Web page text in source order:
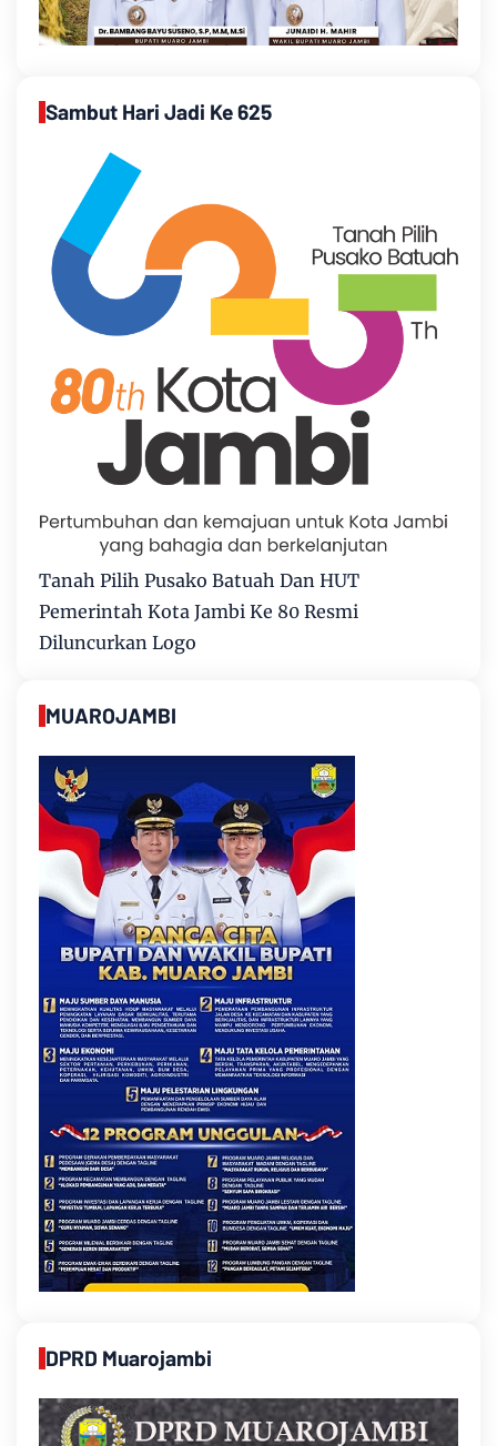
Sambut Hari Jadi Ke 625
Tanah Pilih Pusako Batuah Dan HUT
Pemerintah Kota Jambi Ke 80 Resmi
Diluncurkan Logo
MUAROJAMBI
DPRD Muarojambi